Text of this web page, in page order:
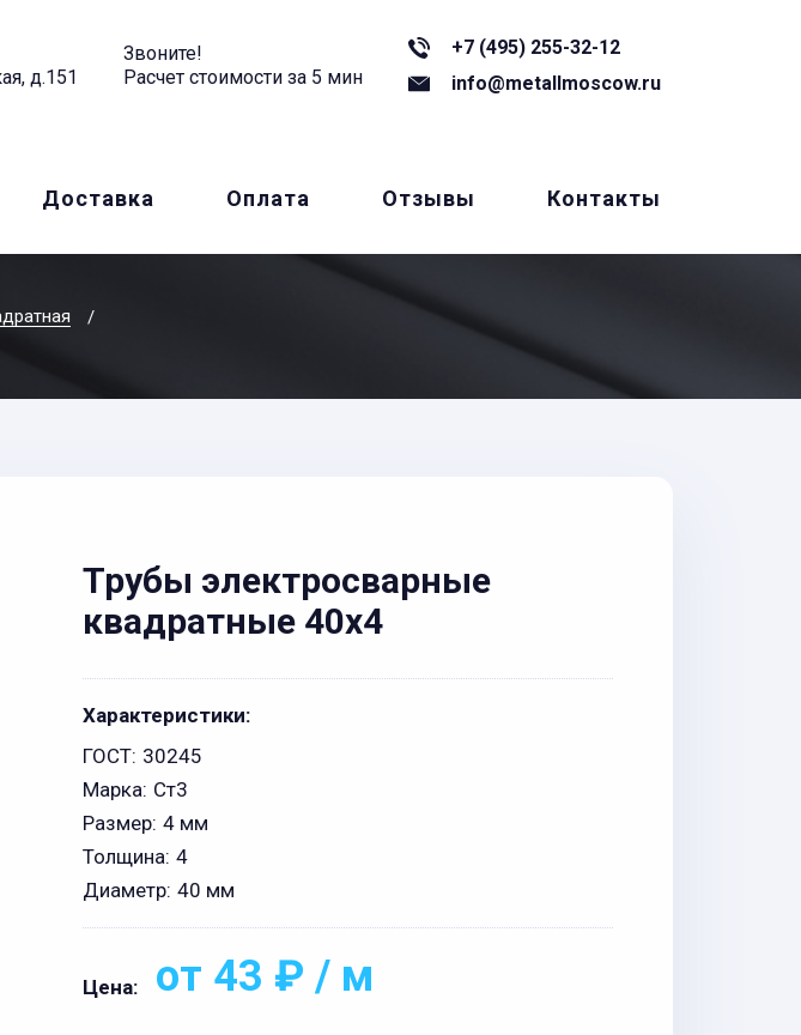
д.151
Звоните!
Расчет стоимости за 5 мин
+7 (495) 255-32-12
info@metallmoscow.ru
Доставка Оплата Отзывы Контакты
Трубы электросварные
квадратные 40x4
Характеристики:
ГОСТ: 30245
Марка: Ст3
Размер: 4 мм
Толщина: 4
Диаметр: 40 мм
Цена: от 43 ₽ / м